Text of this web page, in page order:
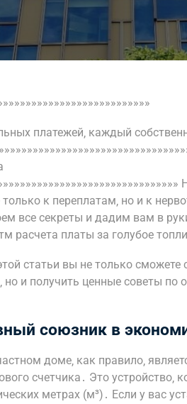
платежей‚ каждый
к переплатам‚ но и к
все секреты и дадим вам в
расчета платы за голубое
статьи вы не только сможете
и получить ценные советы по
союзник в
доме‚ как правило‚
счетчика․ Это устройство‚
метрах (м³)․ Если у вас